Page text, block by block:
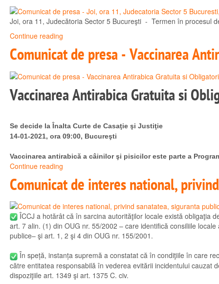
Joi, ora 11, Judecătoria Sector 5 Bucureşti - Termen în procesul
Continue reading
Comunicat de presa - Vaccinarea
Vaccinarea Antirabica Gratuita si
Se decide la Înalta Curte de Casaţie şi Justiţie
14-01-2021, ora 09:00, Bucureşti
Vaccinarea antirabică a câinilor şi pisicilor este parte a
Continue reading
Comunicat de interes national,
ÎCCJ a hotărât că în sarcina autorităţilor locale există obligaţia
art. 7 alin. (1) din OUG nr. 55/2002 – care identifică consiliile
publice– şi art. 1, 2 şi 4 din OUG nr. 155/2001.
În speță, instanța supremă a constatat că în condiţiile în care
către entitatea responsabilă în vederea evitării incidentului cauzat
dispoziţiile art. 1349 şi art. 1375 C. civ.